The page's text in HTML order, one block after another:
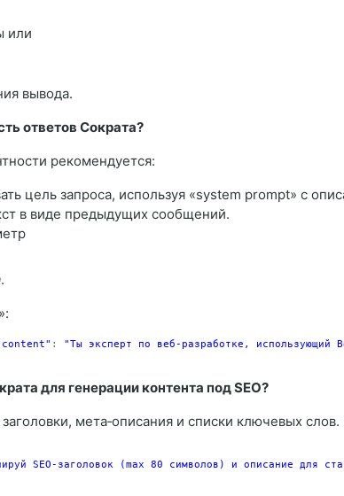
или
вывода.
ответов Сократа?
рекомендуется:
цель запроса, используя «system prompt» с
в виде предыдущих сообщений.
: "Ты эксперт по веб‑разработке,
для генерации контента под SEO?
мета‑описания и списки ключевых
SEO‑заголовок (max 80 символов) и описание для